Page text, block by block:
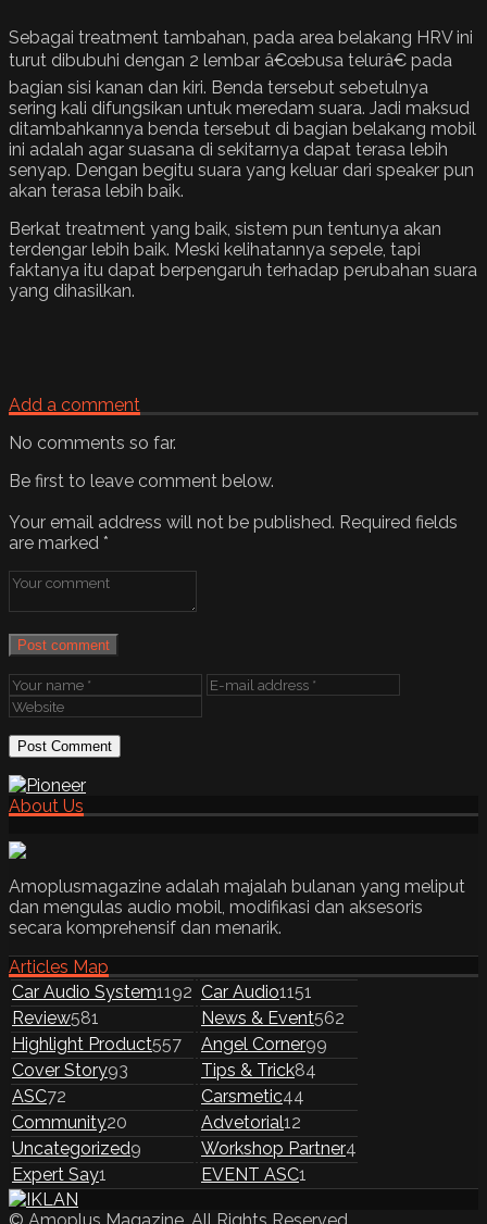
Sebagai treatment tambahan, pada area belakang HRV ini
turut dibubuhi dengan 2 lembar â€œbusa telurâ€ pada
bagian sisi kanan dan kiri. Benda tersebut sebetulnya
sering kali difungsikan untuk meredam suara. Jadi maksud
ditambahkannya benda tersebut di bagian belakang mobil
ini adalah agar suasana di sekitarnya dapat terasa lebih
senyap. Dengan begitu suara yang keluar dari speaker pun
akan terasa lebih baik.
Berkat treatment yang baik, sistem pun tentunya akan
terdengar lebih baik. Meski kelihatannya sepele, tapi
faktanya itu dapat berpengaruh terhadap perubahan suara
yang dihasilkan.
Add a comment
No comments so far.
Be first to leave comment below.
Your email address will not be published. Required fields
are marked *
Post comment
About Us
Amoplusmagazine adalah majalah bulanan yang meliput
dan mengulas audio mobil, modifikasi dan aksesoris
secara komprehensif dan menarik.
Articles Map
Car Audio System1192 Car Audio1151
Review581 News & Event562
Highlight Product557 Angel Corner99
Cover Story93 Tips & Trick84
ASC72 Carsmetic44
Community20 Advetorial12
Uncategorized9 Workshop Partner4
Expert Say1 EVENT ASC1